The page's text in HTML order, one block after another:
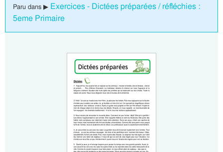
Paru dans ▶ Exercices - Dictées préparées / réfléchies :
5eme Primaire